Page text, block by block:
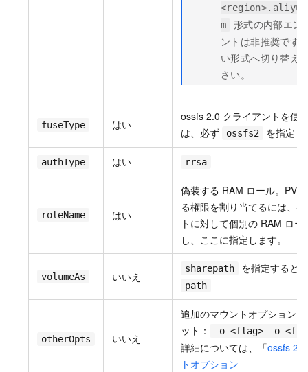
m
形式の内部エン
ントは非推奨です
い形式へ切り替え
さい。
fuseType はい
ossfs 2.0 クライアントを使
は、必ず
ossfs2 を指定し
authType はい rrsa
roleName はい
偽装する RAM ロール。PV
る権限を割り当てるには、
トに対して個別の RAM ロー
し、ここに指定します。
volumeAs いいえ
sharepath を指定すると
path
otherOpts いいえ
追加のマウントオプション
ット：
-o <flag> -o
詳細については、「ossfs
トオプション